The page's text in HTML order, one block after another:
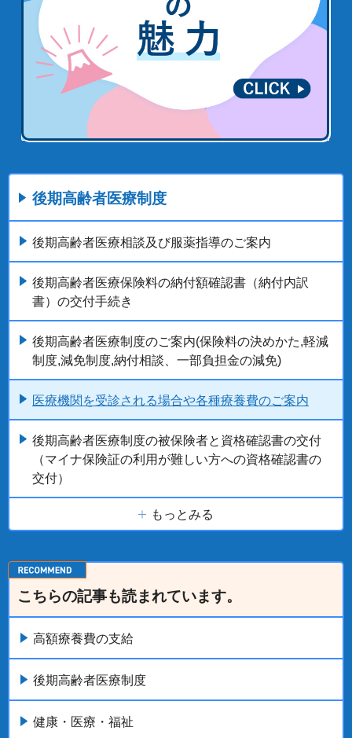
後期高齢者医療制度
後期高齢者医療相談及び服薬指導のご案内
後期高齢者医療保険料の納付額確認書（納付内訳
書）の交付手続き
後期高齢者医療制度のご案内(保険料の決めかた,軽減
制度,減免制度,納付相談、一部負担金の減免)
医療機関を受診される場合や各種療養費のご案内
後期高齢者医療制度の被保険者と資格確認書の交付
（マイナ保険証の利用が難しい方への資格確認書の
交付）
もっとみる
こちらの記事も読まれています。
高額療養費の支給
後期高齢者医療制度
健康・医療・福祉